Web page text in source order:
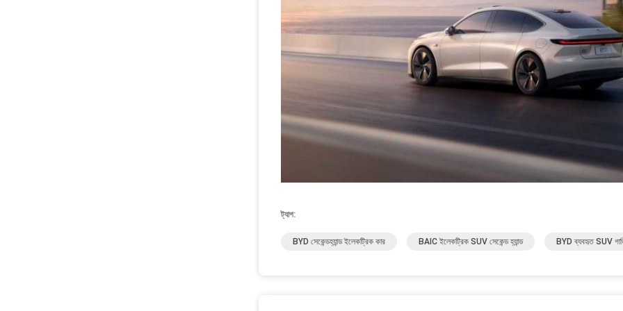
ট্যাগ:
BYD সেকেন্ডহ্যান্ড ইলেকট্রিক কার BAIC ইলেকট্রিক SUV সেকেন্ড হ্যান্ড BYD ব্যবহৃত SUV